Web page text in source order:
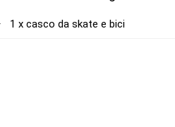
1 x casco da skate e bici